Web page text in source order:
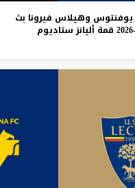
يوفنتوس وهيلاس فيرونا بث
قمة أليانز ستاديوم